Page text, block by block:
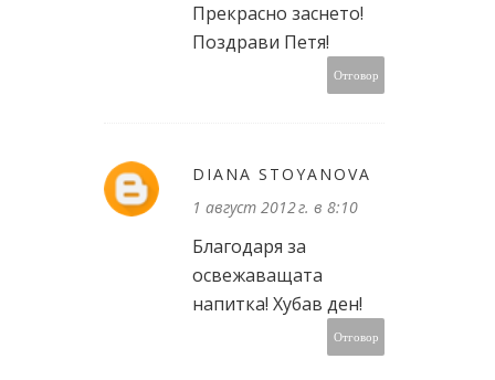
Прекрасно заснето!
Поздрави Петя!
Отговор
DIANA STOYANOVA
1 август 2012 г. в 8:10
Благодаря за
освежаващата
напитка! Хубав ден!
Отговор